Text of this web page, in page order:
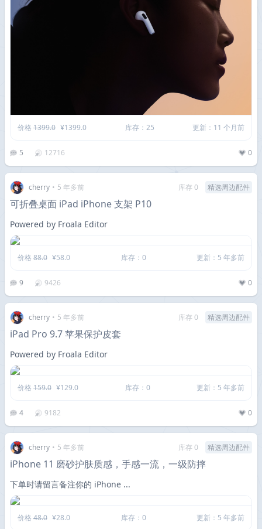
价格 1399.0 ¥1399.0 库存：25 更新：11 个月前
5 12716 0
cherry • 5 年多前 库存 0 精选周边配件
可折叠桌面 iPad iPhone 支架 P10
Powered by Froala Editor
价格 88.0 ¥58.0 库存：0 更新：5 年多前
9 9426 0
cherry • 5 年多前 库存 0 精选周边配件
iPad Pro 9.7 苹果保护皮套
Powered by Froala Editor
价格 159.0 ¥129.0 库存：0 更新：5 年多前
4 9182 0
cherry • 5 年多前 库存 0 精选周边配件
iPhone 11 磨砂护肤质感，手感一流，一级防摔
下单时请留言备注你的 iPhone ...
价格 48.0 ¥28.0 库存：0 更新：5 年多前